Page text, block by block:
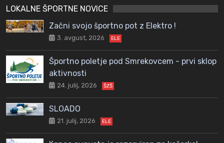
LOKALNE ŠPORTNE NOVICE
Začni svojo športno pot z Elektro !
3. avgust, 2026 ELE
Športno poletje pod Smrekovcem - prvi sklop
aktivnosti
24. julij, 2026 ŠZŠ
SLOADO
21. julij, 2026 ELE